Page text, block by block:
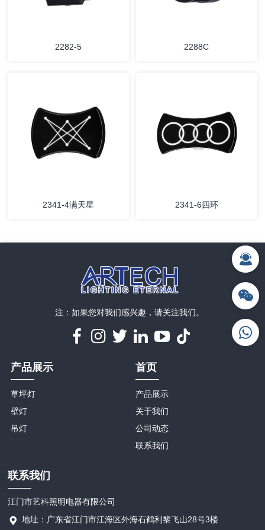
2282-5 2288C
2341-4满天星 2341-6四环
注：如果您对我们感兴趣，请关注我们。
产品展示
草坪灯
壁灯
吊灯
首页
产品展示
关于我们
公司动态
联系我们
联系我们
江门市艺科照明电器有限公司
地址：广东省江门市江海区外海石鹤利黎飞山28号3楼